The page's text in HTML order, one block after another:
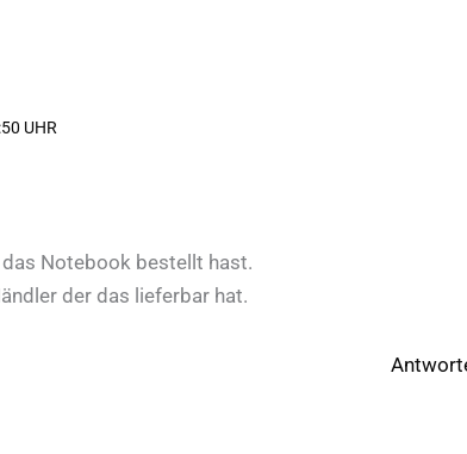
UHR
Notebook bestellt hast.
der das lieferbar hat.